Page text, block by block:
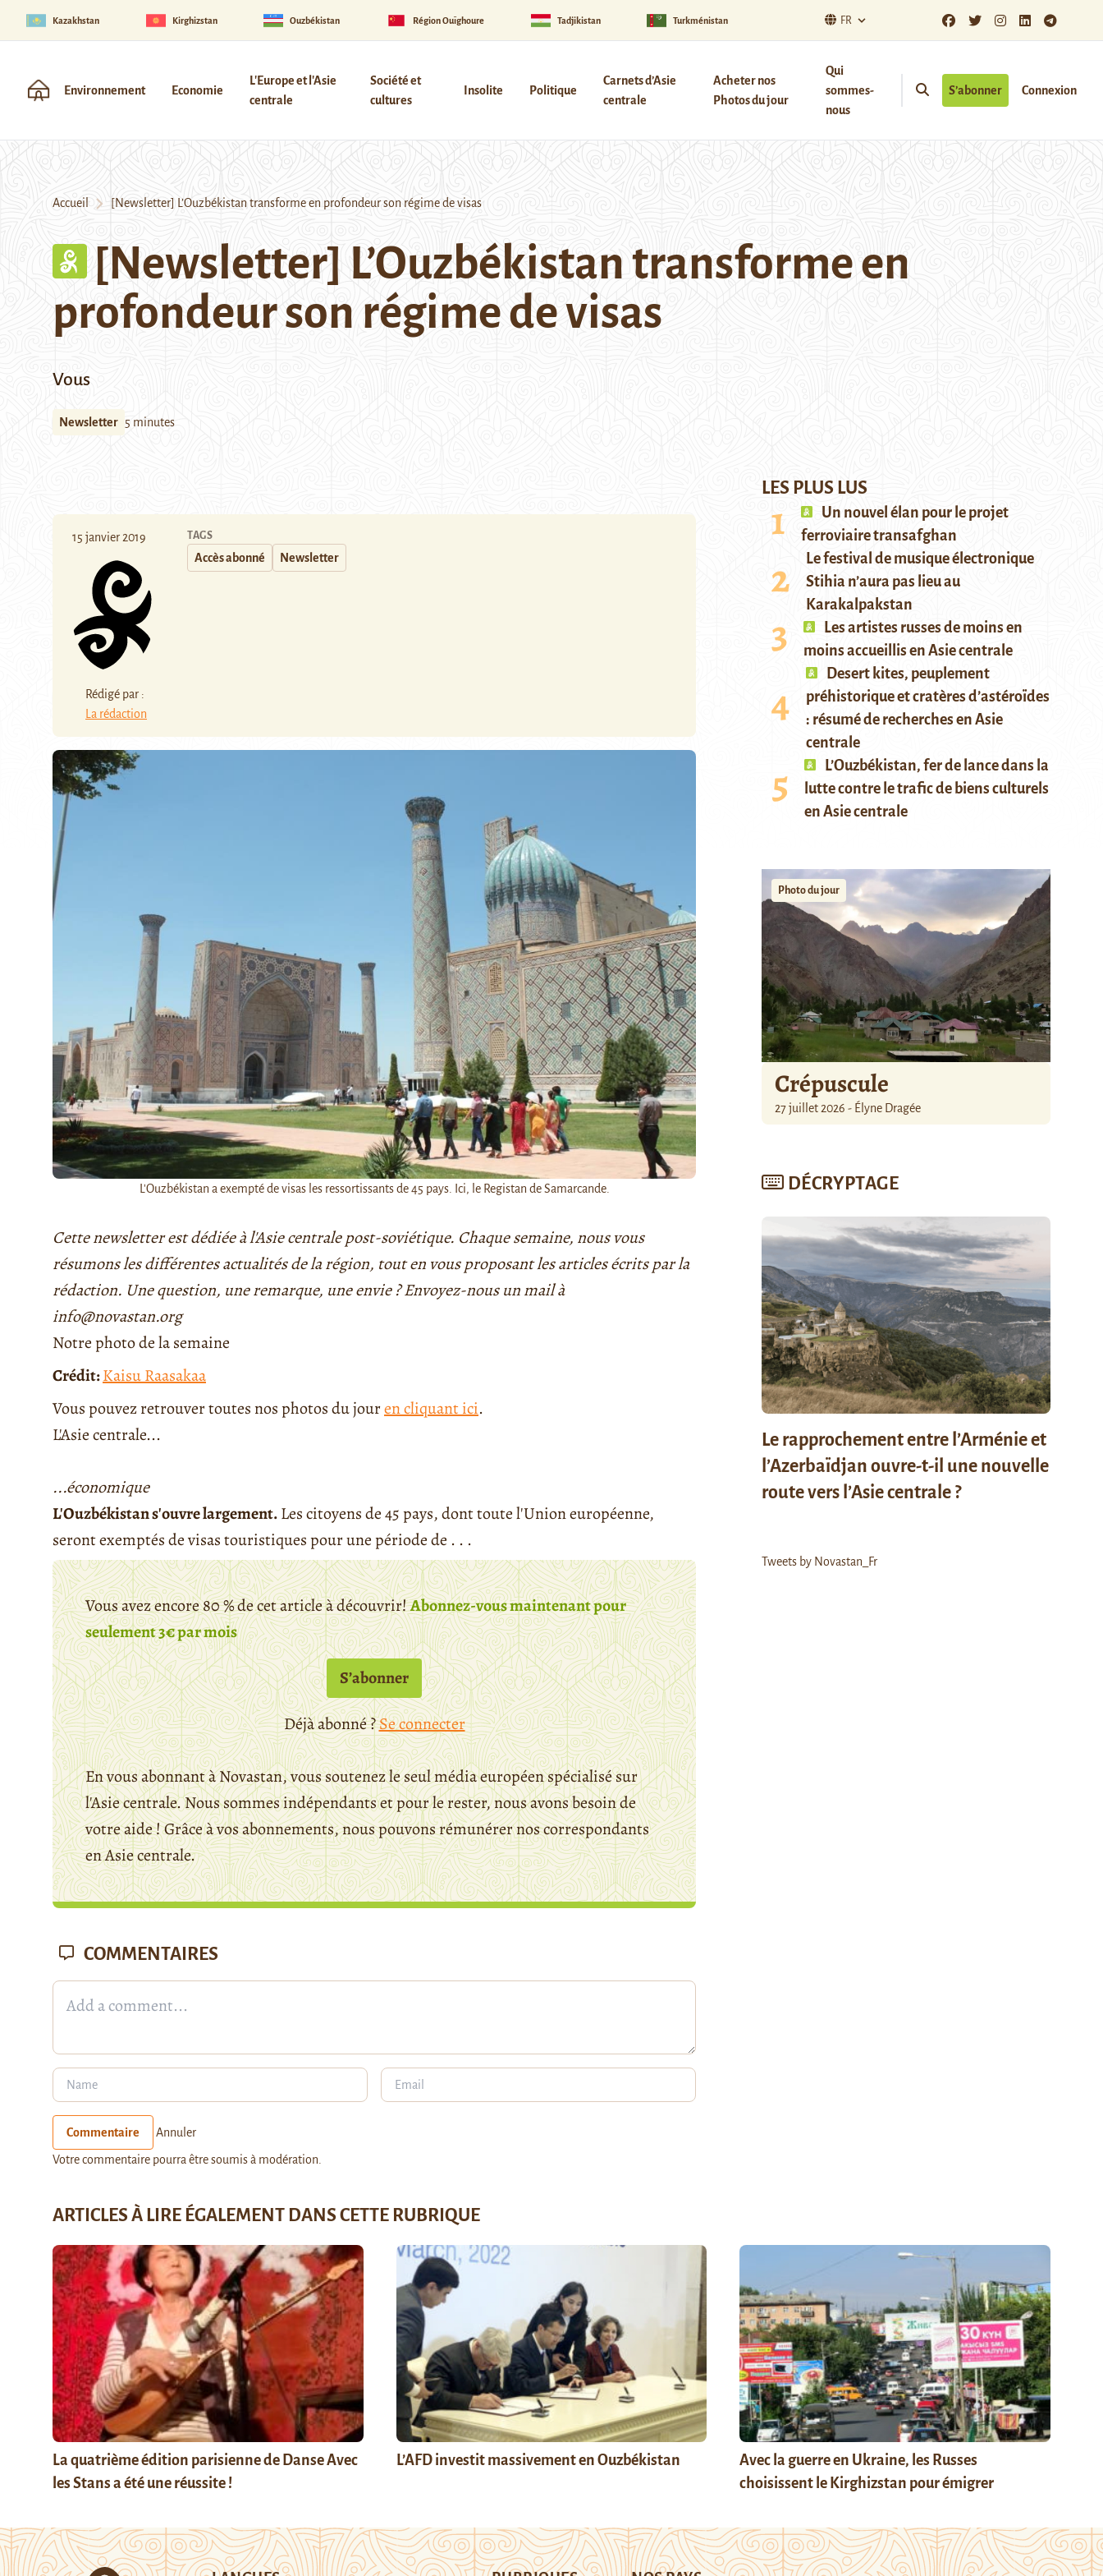
Kazakhstan Kirghizstan Ouzbékistan Région Ouïghoure Tadjikistan Turkménistan FR
Environnement Economie
L'Europe et l'Asie
centrale
Société et
cultures
Insolite Politique
Carnets d’Asie
centrale
Acheter nos
Photos du jour
Qui
sommes-
nous
S’abonner Connexion
Accueil [Newsletter] L’Ouzbékistan transforme en profondeur son régime de visas
[Newsletter] L’Ouzbékistan transforme en
profondeur son régime de visas
Vous
Newsletter 5 minutes
15 janvier 2019
Rédigé par :
La rédaction
TAGS
Accès abonné Newsletter
L'Ouzbékistan a exempté de visas les ressortissants de 45 pays. Ici, le Registan de Samarcande.
Cette newsletter est dédiée à l'Asie centrale post-soviétique. Chaque semaine, nous vous
résumons les différentes actualités de la région, tout en vous proposant les articles écrits par la
rédaction. Une question, une remarque, une envie ? Envoyez-nous un mail à
info@novastan.org
Notre photo de la semaine
Crédit:Kaisu Raasakaa
Vous pouvez retrouver toutes nos photos du jouren cliquant ici.
L'Asie centrale...
...économique
L'Ouzbékistan s'ouvre largement.Les citoyens de 45 pays, dont toute l'Union européenne,
seront exemptés de visas touristiques pour une période de . . .
Vous avez encore 80 % de cet article à découvrir!Abonnez-vous maintenant pour
seulement 3€ par mois
S’abonner
Déjà abonné ?Se connecter
En vous abonnant à Novastan, vous soutenez le seul média européen spécialisé sur
l'Asie centrale. Nous sommes indépendants et pour le rester, nous avons besoin de
votre aide ! Grâce à vos abonnements, nous pouvons rémunérer nos correspondants
en Asie centrale.
LES PLUS LUS
Un nouvel élan pour le projet
ferroviaire transafghan
Le festival de musique électronique
Stihia n’aura pas lieu au
Karakalpakstan
Les artistes russes de moins en
moins accueillis en Asie centrale
Desert kites, peuplement
préhistorique et cratères d’astéroïdes
: résumé de recherches en Asie
centrale
L’Ouzbékistan, fer de lance dans la
lutte contre le trafic de biens culturels
en Asie centrale
Photo du jour
Crépuscule
27 juillet 2026 - Élyne Dragée
DÉCRYPTAGE
Le rapprochement entre l’Arménie et
l’Azerbaïdjan ouvre-t-il une nouvelle
route vers l’Asie centrale ?
Tweets by Novastan_Fr
COMMENTAIRES
Commentaire Annuler
Votre commentaire pourra être soumis à modération.
ARTICLES À LIRE ÉGALEMENT DANS CETTE RUBRIQUE
La quatrième édition parisienne de Danse Avec
les Stans a été une réussite !
L’AFD investit massivement en Ouzbékistan
Avec la guerre en Ukraine, les Russes
choisissent le Kirghizstan pour émigrer